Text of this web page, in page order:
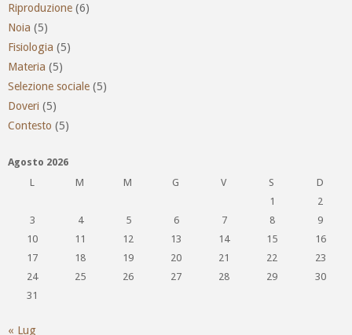
Riproduzione (6)
Noia (5)
Fisiologia (5)
Materia (5)
Selezione sociale (5)
Doveri (5)
Contesto (5)
Agosto 2026
L
M M G V S
D
1
2
3
4 5 6 7 8
9
10
11 12 13 14 15
16
17
18 19 20 21 22
23
24
25 26 27 28 29
30
31
« Lug